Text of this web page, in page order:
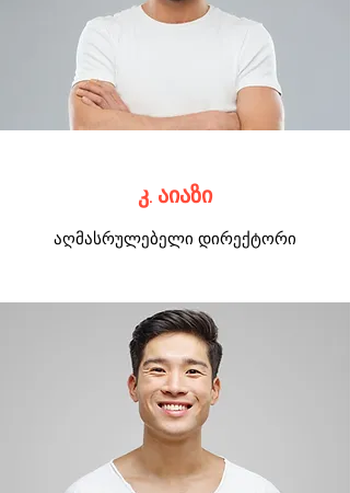
კ. აიაზი
აღმასრულებელი დირექტორი